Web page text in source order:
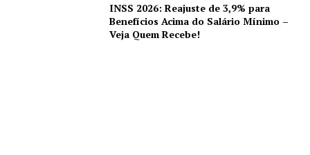
INSS 2026: Reajuste de 3,9% para
Benefícios Acima do Salário Mínimo –
Veja Quem Recebe!